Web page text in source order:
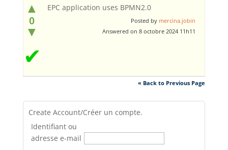
▲
0
▼
✔
EPC application uses BPMN2.0
Posted by mercina.jobin
Answered on 8 octobre 2024 11h11
« Back to Previous Page
Create Account/Créer un compte.
Identifiant ou
adresse e-mail